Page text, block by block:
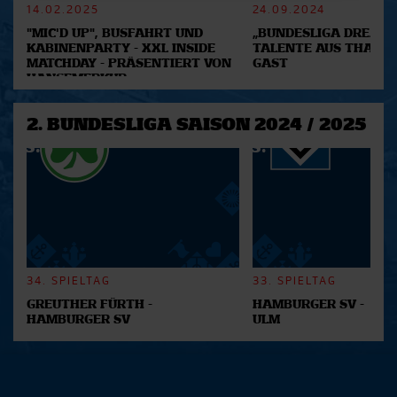
Abschnitt Einzelheiten
Wir verwenden Cookies, um Inhalte und Anzeigen zu
personalisieren, Funktionen für soziale Medien anbieten
analysieren. Außerdem geben wir Informationen zu Ihrer
soziale Medien, Werbung und Analysen weiter. Unsere
Partner führen diese Informationen möglicherweise mit
14.02.2025
"MIC'D UP", BUSFAHRT UND
KABINENPARTY - XXL INSIDE
MATCHDAY - PRÄSENTIERT VON
HANSEMERKUR
24.09.2024
„BUNDESLIGA DREAM
TALENTE AUS
GAST
2. BUNDESLIGA SAISON 2024 / 2025
34. SPIELTAG
GREUTHER FÜRTH -
HAMBURGER SV
33. SPIELTAG
HAMBURGER SV -
ULM